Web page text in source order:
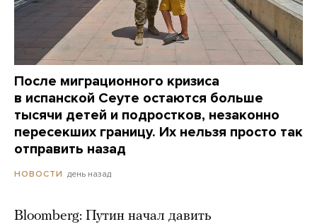
После миграционного кризиса
в испанской Сеуте остаются больше
тысячи детей и подростков, незаконно
пересекших границу. Их нельзя просто так
отправить назад
НОВОСТИ день назад
Bloomberg: Путин начал давить